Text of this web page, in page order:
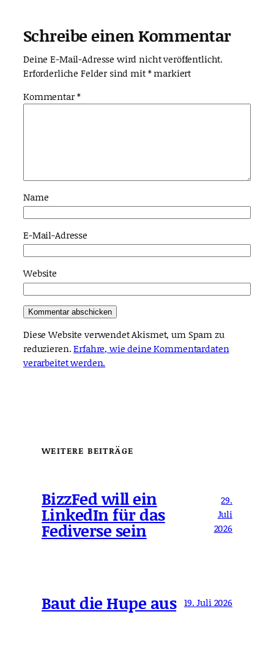
Schreibe einen Kommentar
Deine E-Mail-Adresse wird nicht veröffentlicht.
Erforderliche Felder sind mit*markiert
Kommentar*
Name
E-Mail-Adresse
Website
Diese Website verwendet Akismet, um Spam zu
reduzieren.Erfahre, wie deine Kommentardaten
verarbeitet werden.
WEITERE BEITRÄGE
BizzFed will ein
LinkedIn für das
Fediverse sein
29.
Juli
2026
Baut die Hupe aus 19. Juli 2026